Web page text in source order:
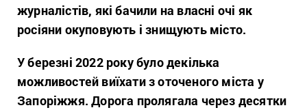
журналістів, які бачили на власні очі як
росіяни окуповують і знищують місто.
У березні 2022 року було декілька
можливостей виїхати з оточеного міста у
Запоріжжя. Дорога пролягала через десятки